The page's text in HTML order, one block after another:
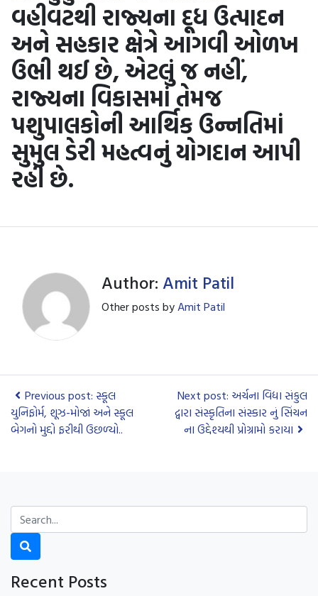
વહીવટથી રાજ્યના દૂધ ઉત્પાદન
અને સહકાર ક્ષેત્રે આગવી ઓળખ
ઉભી થઈ છે, એટલું જ નહીં,
રાજ્યના વિકાસમાં તેમજ
પશુપાલકોની આર્થિક ઉન્નતિમાં
સુમુલ ડેરી મહત્વનું યોગદાન આપી
રહી છે.
Author: Amit Patil
Other posts byAmit Patil
Previous post: સ્કૂલ
યુનિફોર્મ, શૂઝ-મોજાં અને સ્કૂલ
બેગનો મુદ્દો ફરીથી ઉછળ્યો..
Next post: અર્ચના વિદ્યા સંકુલ
દ્વારા સંસ્કૃતિના સંસ્કાર નું સિંચન
ના ઉદ્દેશ્યથી પ્રોગ્રામો કરાયા
Recent Posts